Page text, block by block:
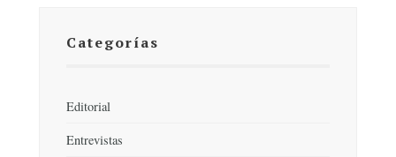
Categorías
Editorial
Entrevistas